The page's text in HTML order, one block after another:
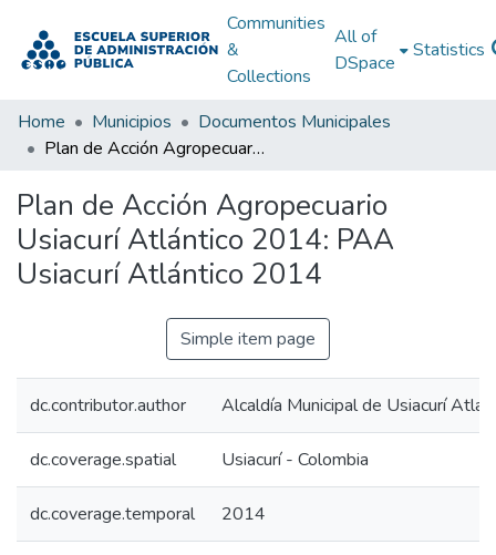
Communities
&
Collections
All of
DSpace
Statistics
Home Municipios
Documentos Municipales
Plan de Acción Agropecuario Usiacurí Atlántico 2014: PAA Usiacurí Atlántico 2014
Plan de Acción Agropecuario
Usiacurí Atlántico 2014: PAA
Usiacurí Atlántico 2014
Simple item page
dc.contributor.author Alcaldía Municipal de Usiacurí
dc.coverage.spatial Usiacurí - Colombia
dc.coverage.temporal 2014